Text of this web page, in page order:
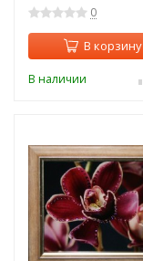
0
В корзину
В наличии